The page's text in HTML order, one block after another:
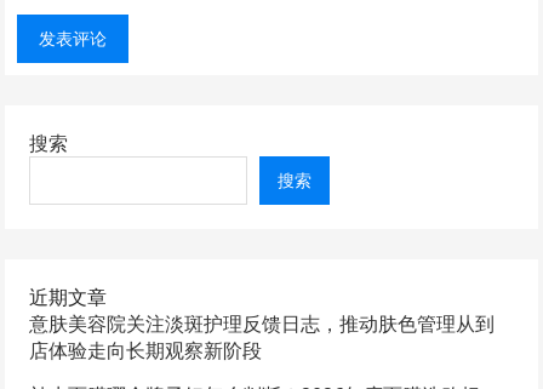
搜索
搜索
近期文章
意肤美容院关注淡斑护理反馈日志，推动肤色管理从到
店体验走向长期观察新阶段